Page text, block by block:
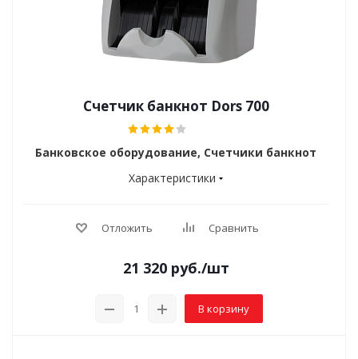
Счетчик банкнот Dors 700
Банковское оборудование, Счетчики банкнот
Характеристики
Отложить Сравнить
21 320руб./шт
В корзину